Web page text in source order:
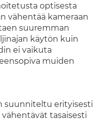
optisesta
vähentää kameraan
suuremman
käytön kuin
ei vaikuta
muiden
suunniteltu erityisesti
tasaisesti